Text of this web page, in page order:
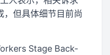
，但具体细节目前尚
Stage Back-